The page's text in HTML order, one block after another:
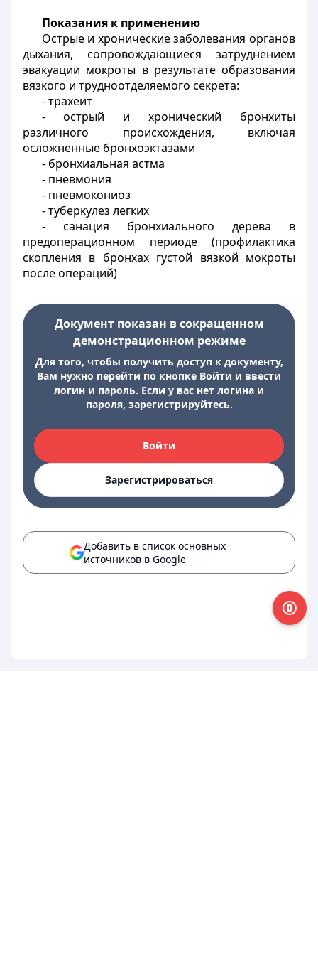
Показания к применению
Острые и хронические заболевания органов
дыхания, сопровождающиеся затруднением
эвакуации мокроты в результате образования
вязкого и трудноотделяемого секрета:
- трахеит
- острый и хронический бронхиты
различного происхождения, включая
осложненные бронхоэктазами
- бронхиальная астма
- пневмония
- пневмокониоз
- туберкулез легких
- санация бронхиального дерева в
предоперационном периоде (профилактика
скопления в бронхах густой вязкой мокроты
после операций)
Документ показан в сокращенном
демонстрационном режиме
Для того, чтобы получить доступ к документу,
Вам нужно перейти по кнопке Войти и ввести
логин и пароль. Если у вас нет логина и
пароля, зарегистрируйтесь.
Войти
Зарегистрироваться
Добавить в список основных
источников в Google